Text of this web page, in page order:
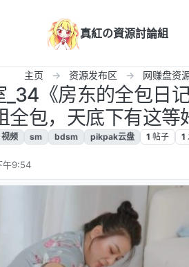
真紅の資源討論組
主页 资源发布区 网赚盘资
《房东的全包日
全包，天底下有这等
视频 sm bdsm pikpak云盘 1 帖子 1
午9:54